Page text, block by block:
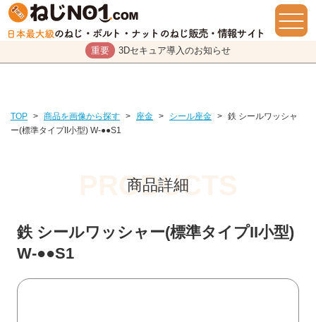
重要 3Dセキュア導入のお知らせ
TOP > 商品を画像から探す > 座金 > シール座金 > 鉄 シールワッシャ
ー(標準タイプII小型) W-●●S1
商品詳細
鉄 シールワッシャー(標準タイプII小型)
W-●●S1